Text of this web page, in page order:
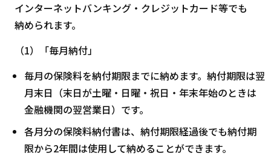
インターネットバンキング・クレジットカード等でも
納められます。
（1）「毎月納付」
毎月の保険料を納付期限までに納めます。納付期限は翌
月末日（末日が土曜・日曜・祝日・年末年始のときは
金融機関の翌営業日）です。
各月分の保険料納付書は、納付期限経過後でも納付期
限から2年間は使用して納めることができます。